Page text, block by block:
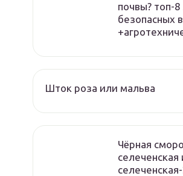
почвы? топ-8
безопасных
Шток роза или мальва
Чёрная
селеченская